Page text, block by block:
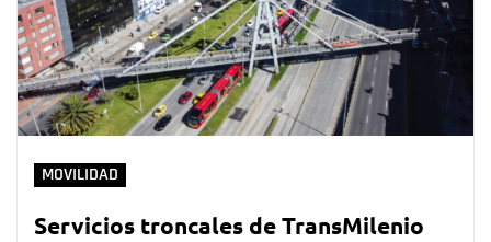
MOVILIDAD
Servicios troncales de TransMilenio